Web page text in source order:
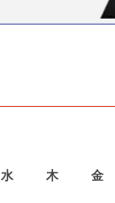
水 木 金